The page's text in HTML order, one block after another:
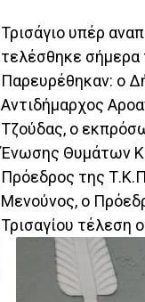
Τρισάγιο υπέρ
τελέσθηκε σήμερα
Παρευρέθηκαν: ο
Αντιδήμαρχος
Τζούδας, ο
Ένωσης Θυμάτων
Πρόεδρος της
Μενούνος, ο
Τρισαγίου τέλεση